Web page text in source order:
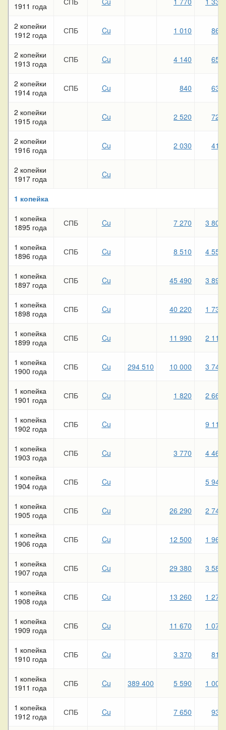
1911 года
2 копейки
1912 года
СПБ Cu 1 010 860
2 копейки
1913 года
СПБ Cu 4 140 650
2 копейки
1914 года
СПБ Cu 840 630
2 копейки
1915 года
Cu 2 520 720
2 копейки
1916 года
Cu 2 030 410
2 копейки
1917 года
Cu
1 копейка
1 копейка
1895 года
СПБ Cu 7 270 3 800
1 копейка
1896 года
СПБ Cu 8 510 4 550
1 копейка
1897 года
СПБ Cu 45 490 3 890
1 копейка
1898 года
СПБ Cu 40 220 1 730
1 копейка
1899 года
СПБ Cu 11 990 2 110
1 копейка
1900 года
СПБ Cu 294 510 10 000 3 740
1 копейка
1901 года
СПБ Cu 1 820 2 660
1 копейка
1902 года
СПБ Cu 9 110
1 копейка
1903 года
СПБ Cu 3 770 4 460
1 копейка
1904 года
СПБ Cu 5 940
1 копейка
1905 года
СПБ Cu 26 290 2 740
1 копейка
1906 года
СПБ Cu 12 500 1 960
1 копейка
1907 года
СПБ Cu 29 380 3 580
1 копейка
1908 года
СПБ Cu 13 260 1 270
1 копейка
1909 года
СПБ Cu 11 670 1 070
1 копейка
1910 года
СПБ Cu 3 370 810
1 копейка
1911 года
СПБ Cu 389 400 5 590 1 000
1 копейка
1912 года
СПБ Cu 7 650 930